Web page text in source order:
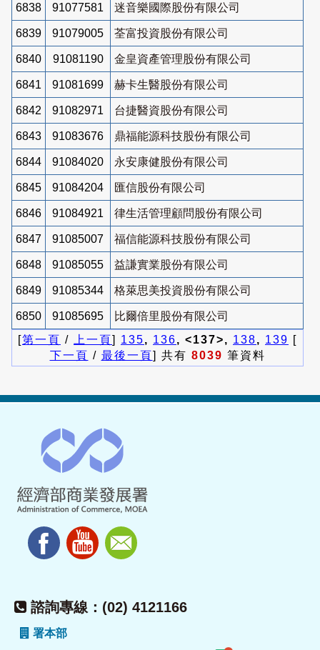
6838 91077581 迷音樂國際股份有限公司
6839 91079005 荃富投資股份有限公司
6840 91081190 金皇資產管理股份有限公司
6841 91081699 赫卡生醫股份有限公司
6842 91082971 台捷醫資股份有限公司
6843 91083676 鼎福能源科技股份有限公司
6844 91084020 永安康健股份有限公司
6845 91084204 匯信股份有限公司
6846 91084921 律生活管理顧問股份有限公司
6847 91085007 福信能源科技股份有限公司
6848 91085055 益謙實業股份有限公司
6849 91085344 格萊思美投資股份有限公司
6850 91085695
比爾倍里股份有限公司
[第一頁 / 上一頁] 135, 136, <137>, 138, 139 [
下一頁 / 最後一頁] 共有 8039 筆資料
諮詢專線：(02) 4121166
署本部